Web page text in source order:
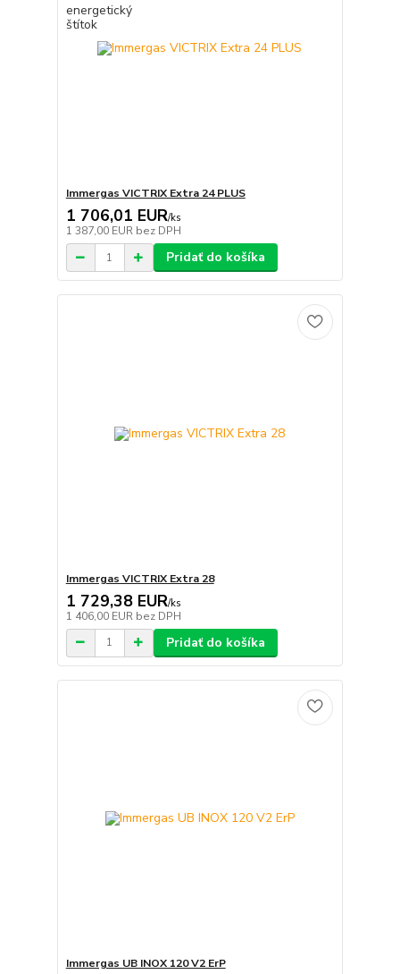
Immergas VICTRIX Extra 24 PLUS
1 706,01 EUR/ks
1 387,00 EUR bez DPH
Pridať do košíka
Immergas VICTRIX Extra 28
1 729,38 EUR/ks
1 406,00 EUR bez DPH
Pridať do košíka
Immergas UB INOX 120 V2 ErP